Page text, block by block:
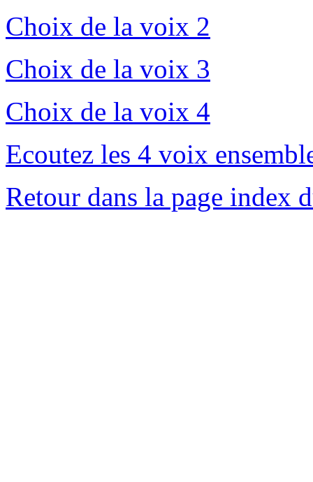
Choix de la voix 2
Choix de la voix 3
Choix de la voix 4
Ecoutez les 4 voix
Retour dans la page index